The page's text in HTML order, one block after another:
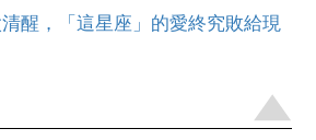
清醒，「這星座」的愛終究敗給現